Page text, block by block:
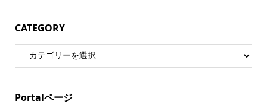
CATEGORY
Portalページ